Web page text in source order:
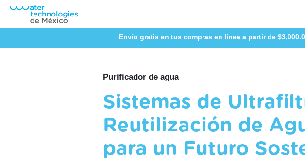
Envío gratis en tus compras en línea a partir de
Purificador de agua
Sistemas de
Reutilización de
para un Futuro